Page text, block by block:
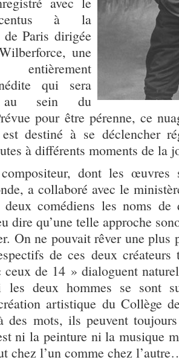
à la
Paris dirigée
une
entièrement
qui sera
au sein du
pour être pérenne, ce
est destiné à se déclencher
à différents moments de la
dont les œuvres
a collaboré avec le
comédiens les noms de
dire qu’une telle approche
On ne pouvait rêver une plus
de ces deux
ceux de 14 » dialoguent
les deux hommes se sont
artistique du Collège
des mots, ils peuvent
ni la peinture ni la musique
chez l’un comme chez